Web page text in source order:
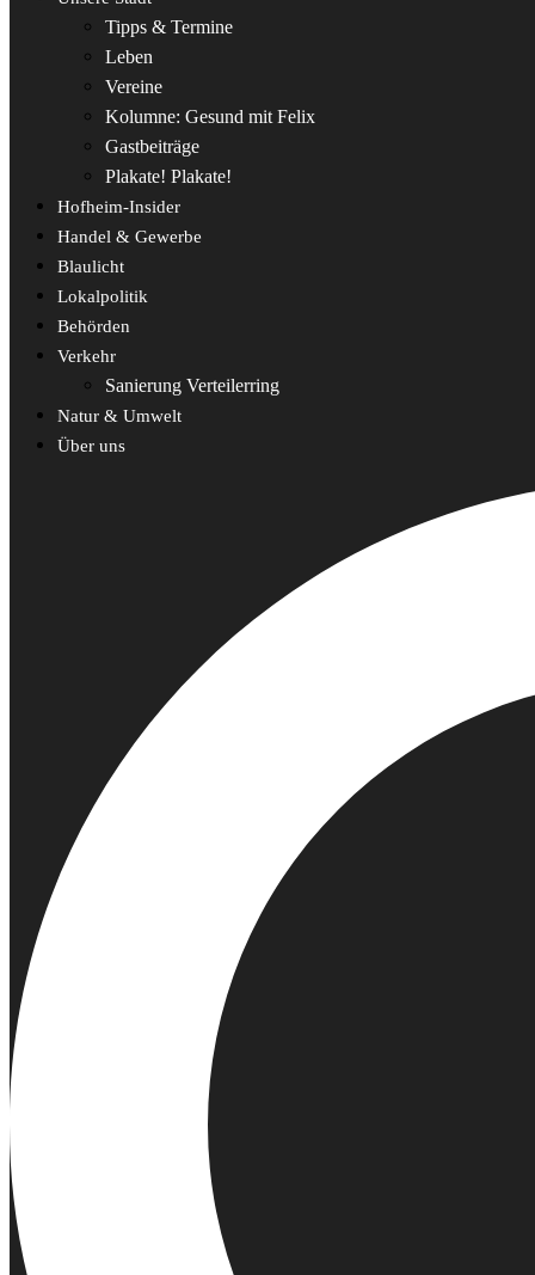
Tipps & Termine
Leben
Vereine
Kolumne: Gesund mit Felix
Gastbeiträge
Plakate! Plakate!
Hofheim-Insider
Handel & Gewerbe
Blaulicht
Lokalpolitik
Behörden
Verkehr
Sanierung Verteilerring
Natur & Umwelt
Über uns